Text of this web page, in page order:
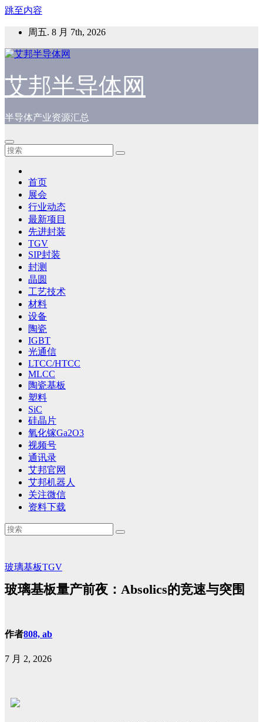
跳至内容
周五. 8 月 7th, 2026
艾邦半导体网
半导体产业资源汇总
首页
展会
行业动态
最新项目
先进封装
TGV
SIP封装
封测
晶圆
工艺技术
材料
设备
陶瓷
IGBT
光通信
LTCC/HTCC
MLCC
陶瓷基板
塑料
SiC
硅晶片
氧化镓Ga2O3
视频号
通讯录
艾邦官网
艾邦机器人
关注微信
资料下载
玻璃基板TGV
玻璃基板量产前夜：Absolics的竞速与突围
作者808, ab
7 月 2, 2026